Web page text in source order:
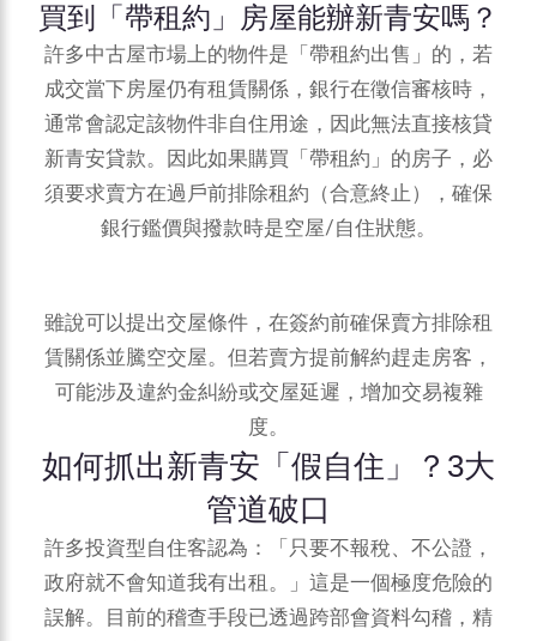
買到「帶租約」房屋能辦新青安嗎？
許多中古屋市場上的物件是「帶租約出售」的，若
成交當下房屋仍有租賃關係，銀行在徵信審核時，
通常會認定該物件非自住用途，因此無法直接核貸
新青安貸款。因此如果購買「帶租約」的房子，必
須要求賣方在過戶前排除租約（合意終止），確保
銀行鑑價與撥款時是空屋/自住狀態。
雖說可以提出交屋條件，在簽約前確保賣方排除租
賃關係並騰空交屋。但若賣方提前解約趕走房客，
可能涉及違約金糾紛或交屋延遲，增加交易複雜
度。
如何抓出新青安「假自住」？3大
管道破口
許多投資型自住客認為：「只要不報稅、不公證，
政府就不會知道我有出租。」這是一個極度危險的
誤解。目前的稽查手段已透過跨部會資料勾稽，精